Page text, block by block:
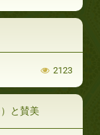
2123
と賛美